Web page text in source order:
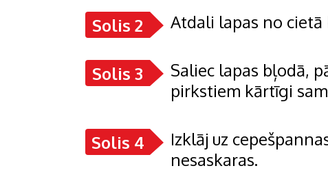
Solis 2 Atdali lapas no cietā
Solis 3
Saliec lapas bļodā,
pirkstiem kārtīgi
Solis 4
Izklāj uz
nesaskaras.